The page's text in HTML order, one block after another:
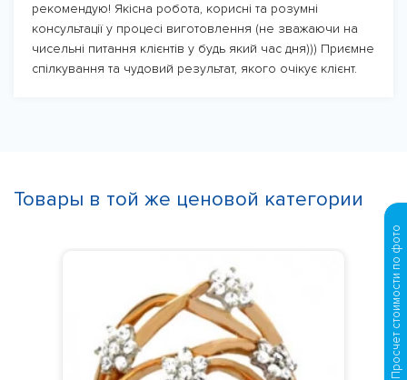
рекомендую! Якісна робота, корисні та розумні
консультації у процесі виготовлення (не зважаючи на
чисельні питання клієнтів у будь який час дня))) Приємне
спілкування та чудовий результат, якого очікує клієнт.
Товары в той же ценовой категории
Просчет стоимости по фото